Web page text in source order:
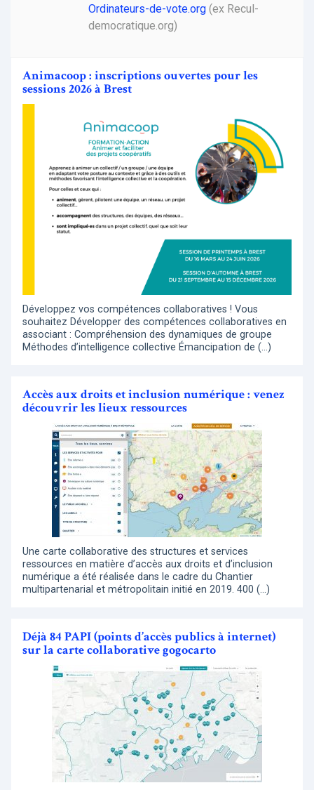
Ordinateurs-de-vote.org (ex Recul-
democratique.org)
Animacoop : inscriptions ouvertes pour les
sessions 2026 à Brest
Développez vos compétences collaboratives ! Vous
souhaitez Développer des compétences collaboratives en
associant : Compréhension des dynamiques de groupe
Méthodes d’intelligence collective Émancipation de (…)
Accès aux droits et inclusion numérique : venez
découvrir les lieux ressources
Une carte collaborative des structures et services
ressources en matière d’accès aux droits et d’inclusion
numérique a été réalisée dans le cadre du Chantier
multipartenarial et métropolitain initié en 2019. 400 (…)
Déjà 84 PAPI (points d’accès publics à internet)
sur la carte collaborative gogocarto